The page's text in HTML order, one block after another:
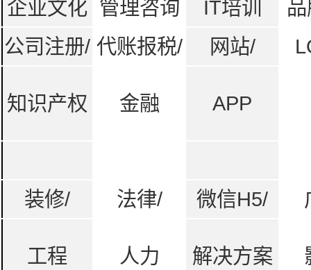
企业文化 管理咨询 IT培训
公司注册/ 代账报税/ 网站/
知识产权 金融 APP
装修/ 法律/ 微信H5/
工程 人力 解决方案